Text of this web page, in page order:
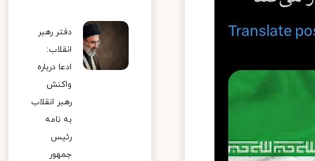
دفتر رهبر
انقلاب:
ادعا درباره
واکنش
رهبر انقلاب
به نامه
رئیس
جمهور